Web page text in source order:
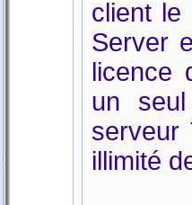
client le
Server
licence
un
serveur
illimité